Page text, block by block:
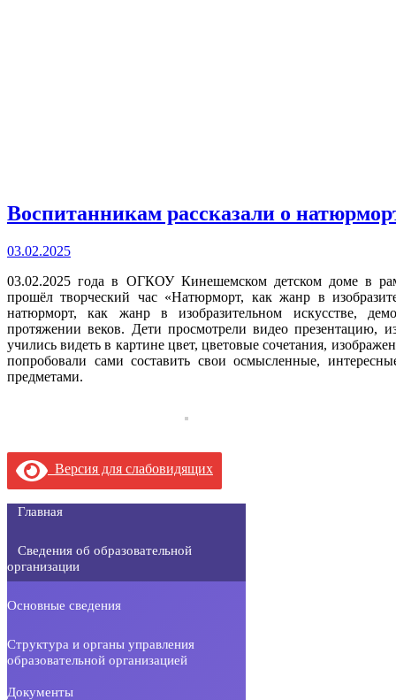
Воспитанникам рассказали о
03.02.2025
03.02.2025 года в ОГКОУ Кинешемском детском доме в
прошёл творческий час «Натюрморт, как жанр в
натюрморт, как жанр в изобразительном искусстве,
протяжении веков. Дети просмотрели видео презентацию,
учились видеть в картине цвет, цветовые сочетания,
попробовали сами составить свои осмысленные,
предметами.
Версия для слабовидящих
Главная
Сведения об образовательной
организации
Основные сведения
Структура и органы управления
образовательной организацией
Документы